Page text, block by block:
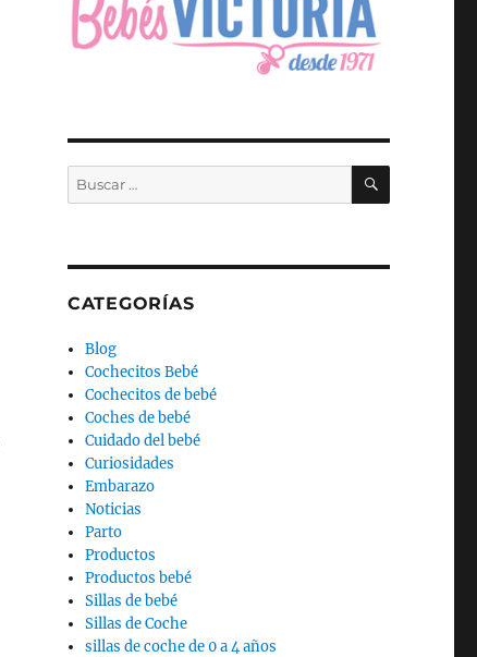
Buscar
por:
BUSCAR
CATEGORÍAS
Blog
Cochecitos Bebé
Cochecitos de bebé
Coches de bebé
Cuidado del bebé
Curiosidades
Embarazo
Noticias
Parto
Productos
Productos bebé
Sillas de bebé
Sillas de Coche
sillas de coche de 0 a 4 años